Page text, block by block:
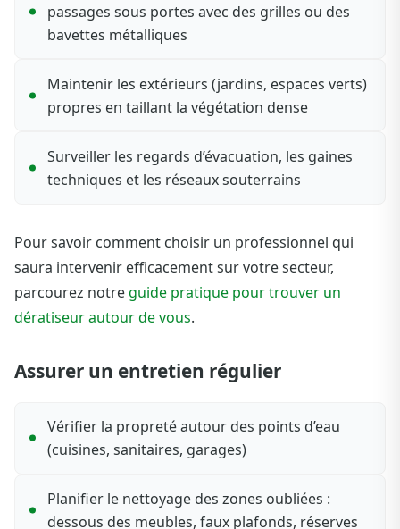
passages sous portes avec des grilles ou des
bavettes métalliques
Maintenir les extérieurs (jardins, espaces verts)
propres en taillant la végétation dense
Surveiller les regards d’évacuation, les gaines
techniques et les réseaux souterrains
Pour savoir comment choisir un professionnel qui
saura intervenir efficacement sur votre secteur,
parcourez notreguide pratique pour trouver un
dératiseur autour de vous.
Assurer un entretien régulier
Vérifier la propreté autour des points d’eau
(cuisines, sanitaires, garages)
Planifier le nettoyage des zones oubliées :
dessous des meubles, faux plafonds, réserves